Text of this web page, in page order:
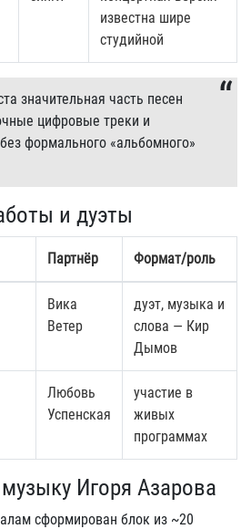
известна шире
студийной
значительная часть песен
цифровые треки и
формального «альбомного»
и дуэты
Партнёр Формат/роль
Вика
Ветер
дуэт, музыка и
слова — Кир
Дымов
Любовь
Успенская
участие в
живых
программах
Игоря Азарова
сформирован блок из ~20